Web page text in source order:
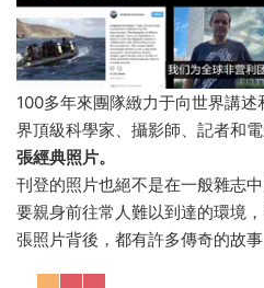
100多年來團隊緻力于向世界講
界頂級科學家、攝影師、記者和電
張經典照片。
刊登的照片也絕不是在一般雜志
要親身前往常人難以到達的環境
張照片背後，都有許多傳奇的故事